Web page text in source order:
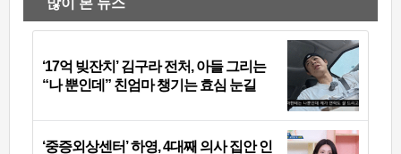
많이 본 뉴스
‘17억 빚잔치’ 김구라 전처, 아들 그리는
“나 뿐인데” 친엄마 챙기는 효심 눈길
‘중증외상센터’ 하영, 4대째 의사 집안 인